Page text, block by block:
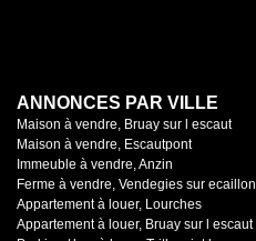
ANNONCES PAR VILLE
Maison à vendre, Bruay sur l escaut
Maison à vendre, Escautpont
Immeuble à vendre, Anzin
Ferme à vendre, Vendegies sur ecaillon
Appartement à louer, Lourches
Appartement à louer, Bruay sur l escaut